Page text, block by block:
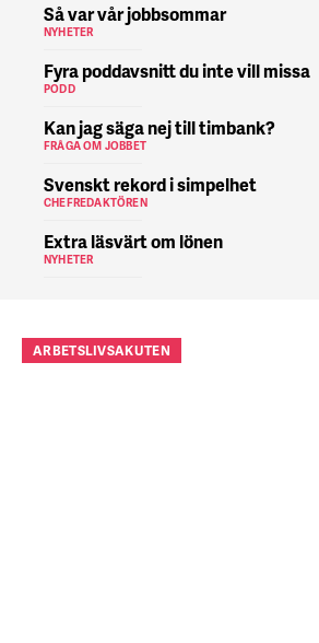
Så var vår jobbsommar
NYHETER
Fyra poddavsnitt du inte vill missa
PODD
Kan jag säga nej till timbank?
FRÅGA OM JOBBET
Svenskt rekord i simpelhet
CHEFREDAKTÖREN
Extra läsvärt om lönen
NYHETER
ARBETSLIVSAKUTEN